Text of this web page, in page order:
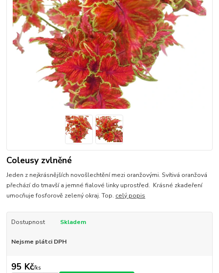
Coleusy zvlněné
Jeden z nejkrásnějších novošlechtění mezi oranžovými. Svítivá oranžová
přechází do tmavší a jemné fialové linky uprostřed. Krásné zkadeření
umocňuje fosforově zelený okraj. Top. celý popis
Dostupnost Skladem
Nejsme plátci DPH
95 Kč/ks